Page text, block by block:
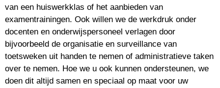
van een huiswerkklas of het aanbieden van
examentrainingen. Ook willen we de werkdruk onder
docenten en onderwijspersoneel verlagen door
bijvoorbeeld de organisatie en surveillance van
toetsweken uit handen te nemen of administratieve taken
over te nemen. Hoe we u ook kunnen ondersteunen, we
doen dit altijd samen en speciaal op maat voor uw